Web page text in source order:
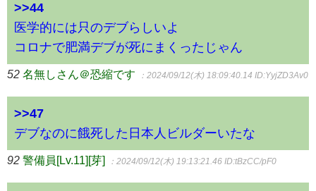
>>44
医学的には只のデブらしいよ
コロナで肥満デブが死にまくったじゃん
52 名無しさん＠恐縮です ：2024/09/12(木) 18:09:40.14 ID:YyjZD3Av0
>>47
デブなのに餓死した日本人ビルダーいたな
92 警備員[Lv.11][芽] ：2024/09/12(木) 19:13:21.46 ID:tBzCC/pF0